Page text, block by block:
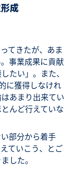
成
てきたが、あま
事業成果に貢献
たい」。また、
に獲得しなけれ
あまり出来てい
んど行えていな
部分から着手
ていこう、とご
した。